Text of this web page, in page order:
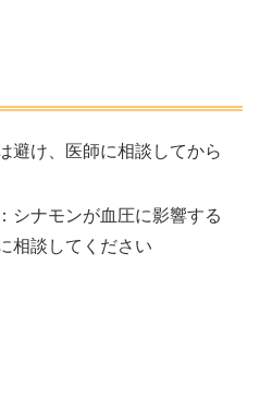
避け、医師に相談してから
：シナモンが血圧に影響する
相談してください